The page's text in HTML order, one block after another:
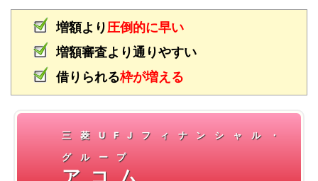
増額より圧倒的に早い
増額審査より通りやすい
借りられる枠が増える
三菱UFJフィナンシャル・
グループ
アコム